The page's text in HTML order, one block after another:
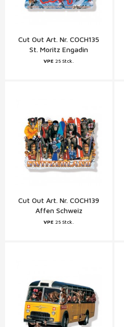
Cut Out Art. Nr. COCH135
St. Moritz Engadin
VPE 25 Stck.
Cut Out Art. Nr. COCH139
Affen Schweiz
VPE 25 Stck.